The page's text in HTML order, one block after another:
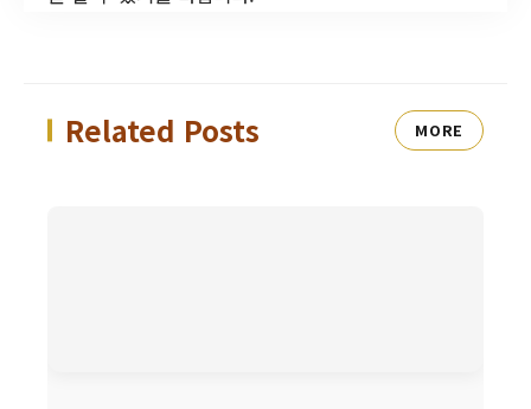
Related Posts MORE